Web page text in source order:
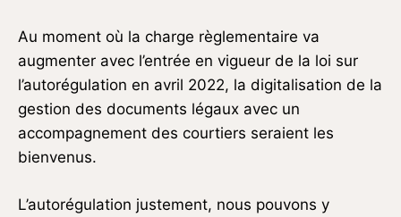
Au moment où la charge règlementaire va
augmenter avec l’entrée en vigueur de la loi sur
l’autorégulation en avril 2022, la digitalisation de la
gestion des documents légaux avec un
accompagnement des courtiers seraient les
bienvenus.
L’autorégulation justement, nous pouvons y